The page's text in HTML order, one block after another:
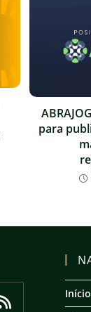
para
Início